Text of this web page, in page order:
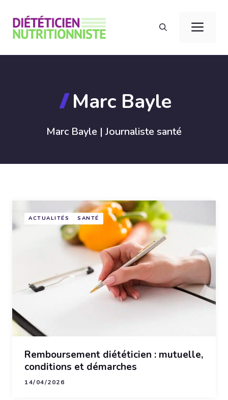
contenu
Marc Bayle
Marc Bayle | Journaliste santé
ACTUALITÉS SANTÉ
Remboursement diététicien : mutuelle,
conditions et démarches
14/04/2026